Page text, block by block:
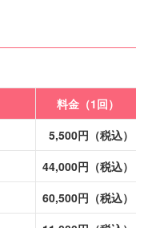
料金（1回）
5,500円（税込）
44,000円（税込）
60,500円（税込）